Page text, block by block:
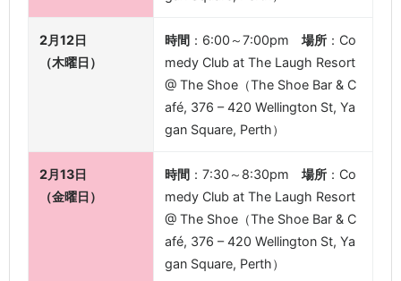
2月12日
（木曜日）
時間 ：6:00～7:00pm 場所 ：Co
medy Club at The Laugh Resort
@ The Shoe（The Shoe Bar & C
afé, 376 – 420 Wellington St, Ya
gan Square, Perth）
2月13日
（金曜日）
時間 ：7:30～8:30pm 場所 ：Co
medy Club at The Laugh Resort
@ The Shoe（The Shoe Bar & C
afé, 376 – 420 Wellington St, Ya
gan Square, Perth）